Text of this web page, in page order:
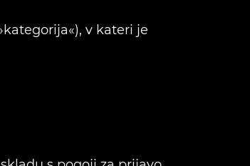
v kateri je